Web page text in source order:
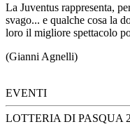
La Juventus rappresenta,
svago... e qualche cosa la
loro il migliore spettacolo
(Gianni Agnelli)
EVENTI
LOTTERIA DI PASQUA